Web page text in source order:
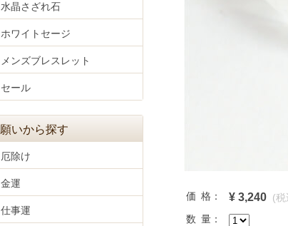
価 格： ¥ 3,240 (税
数 量：
水晶さざれ石
ホワイトセージ
メンズブレスレット
セール
願いから探す
厄除け
金運
仕事運